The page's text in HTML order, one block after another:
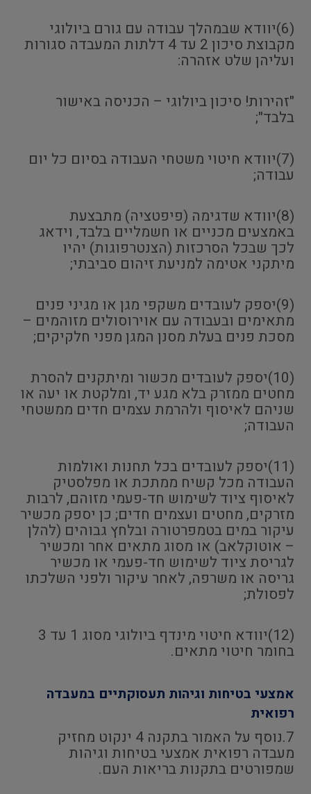
(6)יוודא שבמהלך עבודה עם גורם ביולוגי
מקבוצת סיכון 2 עד 4 דלתות המעבדה סגורות
ועליהן שלט אזהרה:
"זהירות! סיכון ביולוגי – הכניסה באישור
בלבד";
(7)יוודא חיטוי משטחי העבודה בסיום כל יום
עבודה;
(8)יוודא שדגימה (פיפטציה) מתבצעת
באמצעים מכניים או חשמליים בלבד, וידאג
לכך שבכל הסרכזות (הצנטרפוגות) יהיו
מיתקני אטימה למניעת זיהום סביבתי;
(9)יספק לעובדים משקפי מגן או מגיני פנים
מתאימים ובעבודה עם אוירוסולים מזוהמים –
מסכת פנים בעלת מסנן המגן מפני חלקיקים;
(10)יספק לעובדים מכשור ומיתקנים להסרת
מחטים ממזרק בלא מגע יד, ומלקטת או יעה או
שניהם לאיסוף ולהרמת עצמים חדים ממשטחי
העבודה;
(11)יספק לעובדים בכל תחנות ואולמות
העבודה מכל קשיח ממתכת או מפלסטיק
לאיסוף ציוד לשימוש חד-פעמי מזוהם, לרבות
מזרקים, מחטים ועצמים חדים; כן יספק מכשיר
עיקור במים בטמפרטורה ובלחץ גבוהים (להלן
– אוטוקלאב) או מסוג מתאים אחר ומכשיר
לגריסת ציוד לשימוש חד-פעמי או מכשיר
גריסה או משרפה, לאחר עיקור ולפני השלכתו
לפסולת;
(12)יוודא חיטוי מינדף ביולוגי מסוג 1 עד 3
בחומר חיטוי מתאים.
אמצעי בטיחות וגיהות תעסוקתיים במעבדה
רפואית
7.נוסף על האמור בתקנה 4 ינקוט מחזיק
מעבדה רפואית אמצעי בטיחות וגיהות
שמפורטים בתקנות בריאות העם.